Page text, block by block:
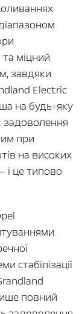
міцний
завдяки
Electric
на будь-яку
задоволення
при
на високих
і це типово
стабілізації
повний